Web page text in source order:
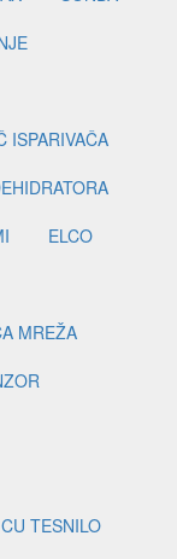
ISPARIVAČA
ELCO
MREŽA
CU TESNILO